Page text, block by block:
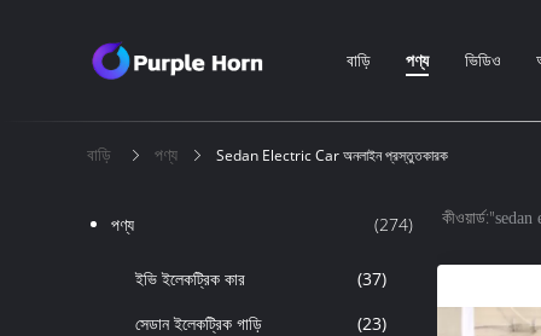
বাড়ি পণ্য ভিডিও
বাড়ি পণ্য Sedan Electric Car অনলাইন প্রস্তুতকারক
পণ্য (274)
ইভি ইলেকট্রিক কার
(37)
সেডান ইলেকট্রিক গাড়ি
(23)
কীওয়ার্ড:"sedan